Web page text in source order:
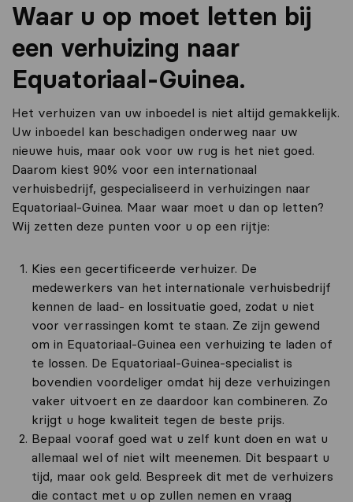
Waar u op moet letten bij
een verhuizing naar
Equatoriaal-Guinea.
Het verhuizen van uw inboedel is niet altijd gemakkelijk.
Uw inboedel kan beschadigen onderweg naar uw
nieuwe huis, maar ook voor uw rug is het niet goed.
Daarom kiest 90% voor een internationaal
verhuisbedrijf, gespecialiseerd in verhuizingen naar
Equatoriaal-Guinea. Maar waar moet u dan op letten?
Wij zetten deze punten voor u op een rijtje:
Kies een gecertificeerde verhuizer. De
medewerkers van het internationale verhuisbedrijf
kennen de laad- en lossituatie goed, zodat u niet
voor verrassingen komt te staan. Ze zijn gewend
om in Equatoriaal-Guinea een verhuizing te laden of
te lossen. De Equatoriaal-Guinea-specialist is
bovendien voordeliger omdat hij deze verhuizingen
vaker uitvoert en ze daardoor kan combineren. Zo
krijgt u hoge kwaliteit tegen de beste prijs.
Bepaal vooraf goed wat u zelf kunt doen en wat u
allemaal wel of niet wilt meenemen. Dit bespaart u
tijd, maar ook geld. Bespreek dit met de verhuizers
die contact met u op zullen nemen en vraag